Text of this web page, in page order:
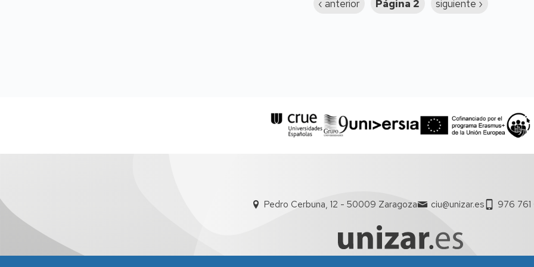
Página
‹ anterior Página 2
Siguiente
siguiente ›
Pedro Cerbuna, 12 - 50009 Zaragoza ciu@unizar.es 976